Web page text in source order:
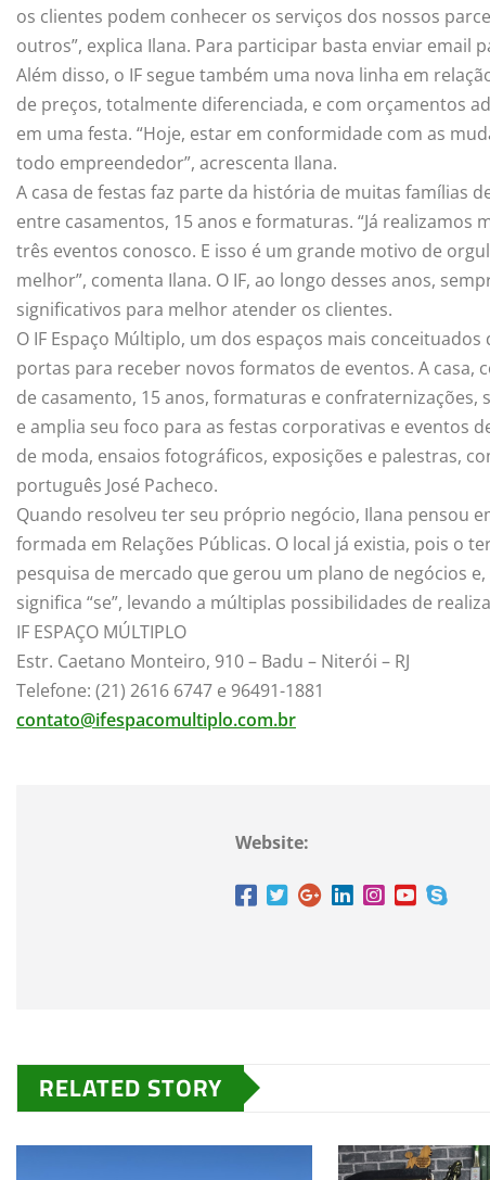
os clientes podem conhecer os serviços dos nossos
outros”, explica Ilana. Para participar basta enviar email
Além disso, o IF segue também uma nova linha em
de preços, totalmente diferenciada, e com orçamentos
em uma festa. “Hoje, estar em conformidade com as
todo empreendedor”, acrescenta Ilana.
A casa de festas faz parte da história de muitas famílias
entre casamentos, 15 anos e formaturas. “Já realizamos
três eventos conosco. E isso é um grande motivo de
melhor”, comenta Ilana. O IF, ao longo desses anos,
significativos para melhor atender os clientes.
O IF Espaço Múltiplo, um dos espaços mais
portas para receber novos formatos de eventos. A
de casamento, 15 anos, formaturas e
e amplia seu foco para as festas corporativas e eventos
de moda, ensaios fotográficos, exposições e palestras,
português José Pacheco.
Quando resolveu ter seu próprio negócio, Ilana pensou
formada em Relações Públicas. O local já existia, pois o
pesquisa de mercado que gerou um plano de negócios e,
significa “se”, levando a múltiplas possibilidades de
IF ESPAÇO MÚLTIPLO
Estr. Caetano Monteiro, 910 – Badu – Niterói – RJ
Telefone: (21) 2616 6747 e 96491-1881
contato@ifespacomultiplo.com.br
Website:
RELATED STORY